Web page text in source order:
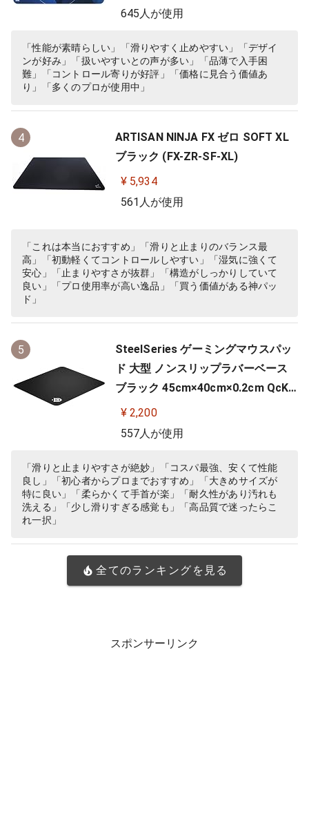
645人が使用
「性能が素晴らしい」「滑りやすく止めやすい」「デザイ
ンが好み」「扱いやすいとの声が多い」「品薄で入手困
難」「コントロール寄りが好評」「価格に見合う価値あ
り」「多くのプロが使用中」
4
ARTISAN NINJA FX ゼロ SOFT XL
ブラック (FX-ZR-SF-XL)
¥ 5,934
561人が使用
「これは本当におすすめ」「滑りと止まりのバランス最
高」「初動軽くてコントロールしやすい」「湿気に強くて
安心」「止まりやすさが抜群」「構造がしっかりしていて
良い」「プロ使用率が高い逸品」「買う価値がある神パッ
ド」
5
SteelSeries ゲーミングマウスパッ
ド 大型 ノンスリップラバーベース
ブラック 45cm×40cm×0.2cm QcK
+ 63003
¥ 2,200
557人が使用
「滑りと止まりやすさが絶妙」「コスパ最強、安くて性能
良し」「初心者からプロまでおすすめ」「大きめサイズが
特に良い」「柔らかくて手首が楽」「耐久性があり汚れも
洗える」「少し滑りすぎる感覚も」「高品質で迷ったらこ
れ一択」
全てのランキングを見る
スポンサーリンク